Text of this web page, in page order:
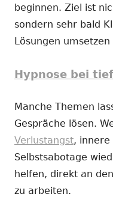
beginnen. Ziel ist
sondern sehr bald
Lösungen umsetzen
Hypnose bei
Manche Themen
Gespräche lösen.
Verlustangst, innere
Selbstsabotage
helfen, direkt an
zu arbeiten.